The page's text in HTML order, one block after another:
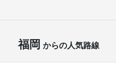
福岡 からの人気路線